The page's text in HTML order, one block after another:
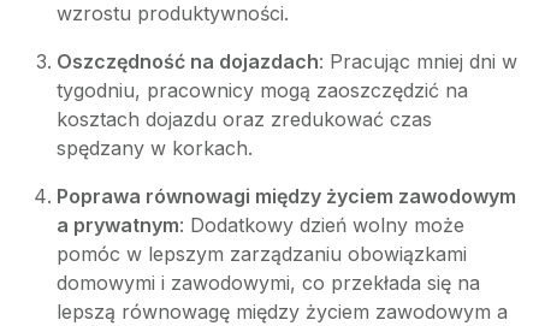
wzrostu produktywności.
Oszczędność na dojazdach: Pracując mniej dni w
tygodniu, pracownicy mogą zaoszczędzić na
kosztach dojazdu oraz zredukować czas
spędzany w korkach.
Poprawa równowagi między życiem zawodowym
a prywatnym: Dodatkowy dzień wolny może
pomóc w lepszym zarządzaniu obowiązkami
domowymi i zawodowymi, co przekłada się na
lepszą równowagę między życiem zawodowym a